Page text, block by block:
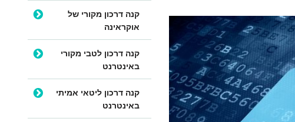
קנה דרכון מקורי של
אוקראינה
קנה דרכון לטבי מקורי
באינטרנט
קנה דרכון ליטאי אמיתי
באינטרנט